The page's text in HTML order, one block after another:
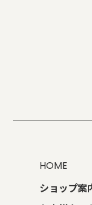
HOME
ショップ案